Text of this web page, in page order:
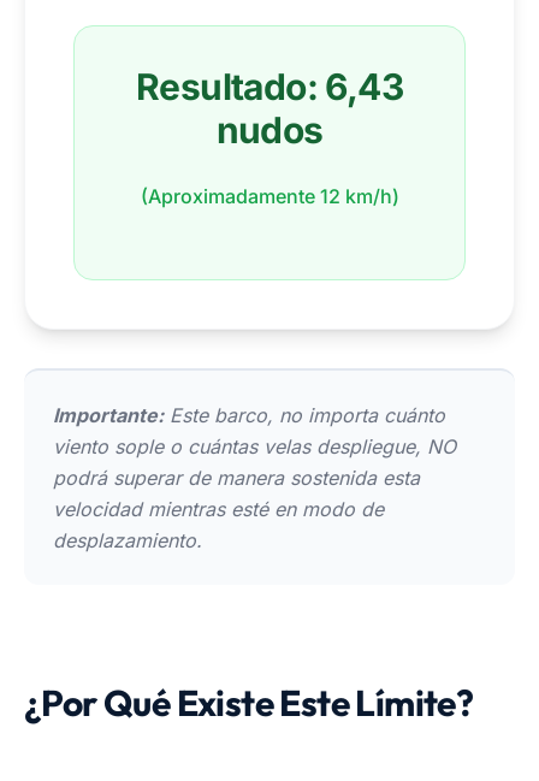
Resultado: 6,43
nudos
(Aproximadamente 12 km/h)
Importante:Este barco, no importa cuánto
viento sople o cuántas velas despliegue, NO
podrá superar de manera sostenida esta
velocidad mientras esté en modo de
desplazamiento.
¿Por Qué Existe Este Límite?